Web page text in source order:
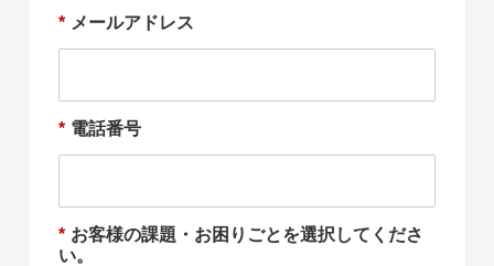
* メールアドレス
* 電話番号
* お客様の課題・お困りごとを選択してくださ
い。